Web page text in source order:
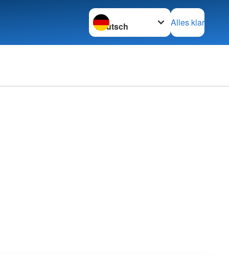
Sprache wechseln zu
Alles klar